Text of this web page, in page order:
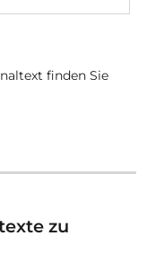
finden Sie
zu